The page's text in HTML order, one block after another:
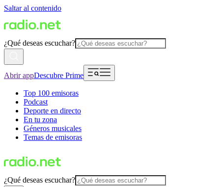
Saltar al contenido
¿Qué deseas escuchar?
Abrir appDescubre Prime
Top 100 emisoras
Podcast
Deporte en directo
En tu zona
Géneros musicales
Temas de emisoras
¿Qué deseas escuchar?